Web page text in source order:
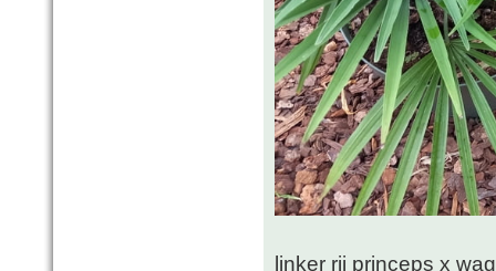
linker rij princeps x